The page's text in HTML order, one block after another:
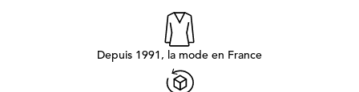
Depuis 1991, la mode en France